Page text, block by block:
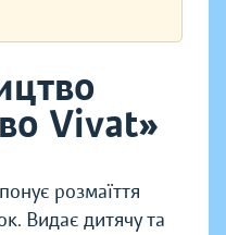
Vivat»
розмаїття
Видає дитячу та